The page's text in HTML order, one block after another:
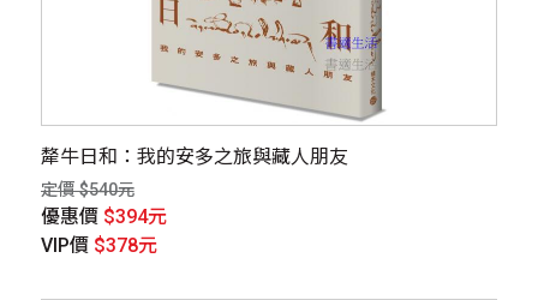
犛牛日和：我的安多之旅與藏人朋友
定價 $540元
優惠價 $394元
VIP價 $378元